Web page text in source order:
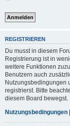
REGISTRIEREN
Du musst in diesem
Registrierung ist in
weitere Funktionen
Benutzern auch
Nutzungsbedingungen
registrierst. Bitte
diesem Board bewegst.
Nutzungsbedingungen |